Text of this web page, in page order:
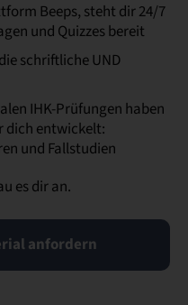
Beeps, steht dir 24/7
und Quizzes bereit
schriftliche UND
IHK-Prüfungen haben
dich entwickelt:
und Fallstudien
es dir an.
anfordern